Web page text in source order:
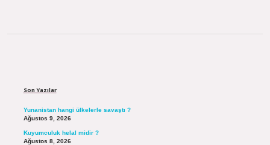
Son Yazılar
Yunanistan hangi ülkelerle savaştı ?
Ağustos 9, 2026
Kuyumculuk helal midir ?
Ağustos 8, 2026